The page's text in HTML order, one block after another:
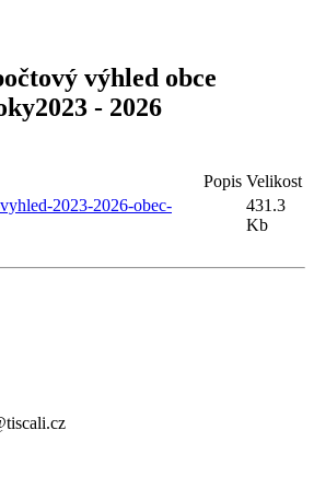
výhled obce
- 2026
Popis Velikost
2023-2026-obec-
431.3
Kb